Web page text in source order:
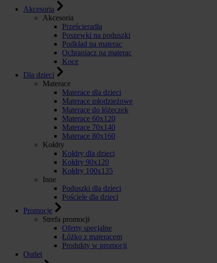
Akcesoria
Akcesoria
Prześcieradła
Poszewki na poduszki
Podkład na materac
Ochraniacz na materac
Koce
Dla dzieci
Materace
Materace dla dzieci
Materace młodzieżowe
Materace do łóżeczek
Materace 60x120
Materace 70x140
Materace 80x160
Kołdry
Kołdry dla dzieci
Kołdry 90x120
Kołdry 100x135
Inne
Poduszki dla dzieci
Pościele dla dzieci
Promocje
Strefa promocji
Oferty specjalne
Łóżko z materacem
Produkty w promocji
Outlet